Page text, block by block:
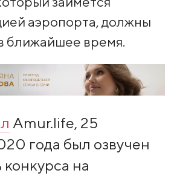
аэропорта, должны
ближайшее время.
Amur.life, 25
года был озвучен
на